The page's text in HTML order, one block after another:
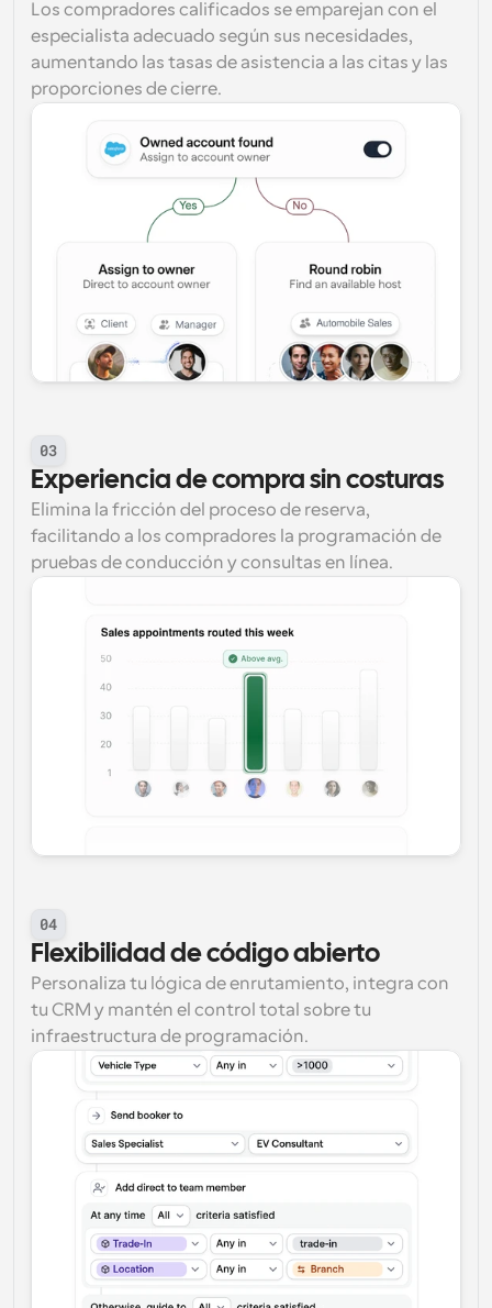
Los compradores calificados se emparejan con el
especialista adecuado según sus necesidades,
aumentando las tasas de asistencia a las citas y las
proporciones de cierre.
03
Experiencia de compra sin costuras
Elimina la fricción del proceso de reserva,
facilitando a los compradores la programación de
pruebas de conducción y consultas en línea.
04
Flexibilidad de código abierto
Personaliza tu lógica de enrutamiento, integra con
tu CRM y mantén el control total sobre tu
infraestructura de programación.